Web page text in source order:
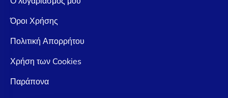
Όροι Χρήσης
Πολιτική Απορρήτου
Χρήση των Cookies
Παράπονα